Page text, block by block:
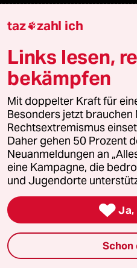
Fragen & Hilfe
Feedback
ePaper Login
Downloads für
© 2026 taz Verlags und
Alle Rechte vorbehalten. Bei
wenden Sie sich bitte an
Feedback Redaktionsstatut
taz zahl ich
Links lesen,
bekämpfen
Mit doppelter Kraft für
Besonders jetzt brauchen
Rechtsextremismus
Daher gehen 50 Prozent
Neuanmeldungen an
eine Kampagne, die
und Jugendorte
 Ja,
Schon